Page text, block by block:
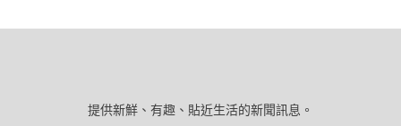
提供新鮮、有趣、貼近生活的新聞訊息。